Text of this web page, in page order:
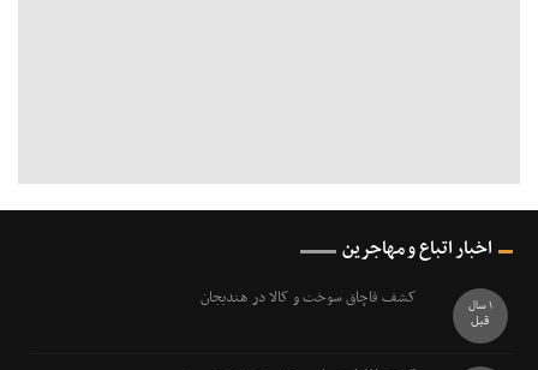
اخبار اتباع و مهاجرین
کشف قاچاق سوخت و کالا در هندیجان 1 سال
قبل